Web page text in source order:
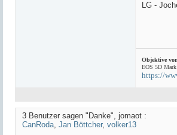
LG -
Objektive
EOS 5D
https://
3 Benutzer sagen "Danke", jomaot :
CanRoda, Jan Böttcher, volker13